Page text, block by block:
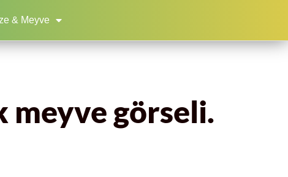
& Meyve
görseli.